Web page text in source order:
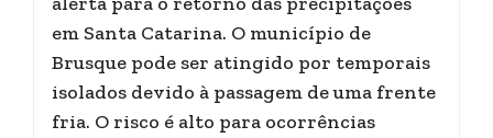
em Santa Catarina. O município de
Brusque pode ser atingido por temporais
isolados devido à passagem de uma frente
fria. O risco é alto para ocorrências